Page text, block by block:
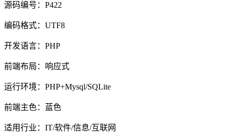
源码编号：P422
编码格式：UTF8
开发语言：PHP
前端布局：响应式
运行环境：PHP+Mysql/SQLite
前端主色：蓝色
适用行业：IT/软件/信息/互联网